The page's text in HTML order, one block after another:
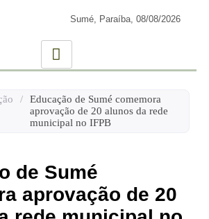
Sumé, Paraíba, 08/08/2026
/
Educação de Sumé comemora
aprovação de 20 alunos da rede
municipal no IFPB
de Sumé
aprovação de 20